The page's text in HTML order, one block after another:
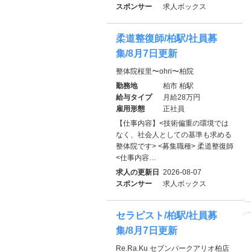
スポンサー
求人ボックス
柔道整復師/柏駅/社員募
集/8月7日更新
整体院桜里〜ohri〜柏院
勤務地
柏市 柏駅
給与タイプ
月給28万円
雇用形態
正社員
【仕事内容】<技術偏重の環境では
なく、社会人としての基準も求める
整体院です> <募集職種> 柔道整復師
<仕事内容…
求人の更新日 2026-08-07
スポンサー
求人ボックス
セラピスト/柏駅/社員募
集/8月7日更新
Re.Ra.Ku セブンパークアリオ柏店